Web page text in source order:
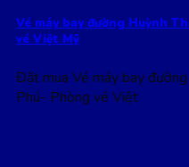
Vé máy bay đường Huỳnh
vé Việt Mỹ
Đặt mua Vé máy bay
Phú- Phòng vé Việt